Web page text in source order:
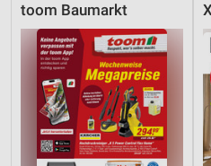
toom Baumarkt